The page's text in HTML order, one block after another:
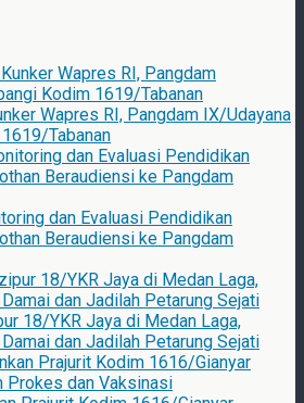
Wapres RI, Pangdam IX/Udayana
Tabanan
dan Evaluasi Pendidikan
Beraudiensi ke Pangdam
18/YKR Jaya di Medan Laga,
dan Jadilah Petarung Sejati